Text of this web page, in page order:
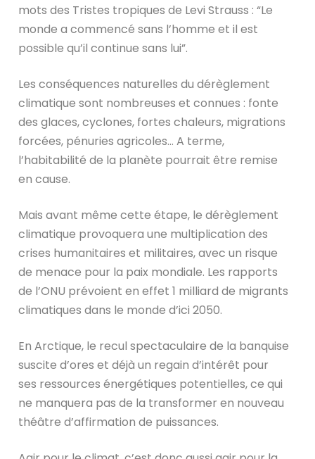
mots des Tristes tropiques de Levi Strauss : “Le
monde a commencé sans l’homme et il est
possible qu’il continue sans lui”.
Les conséquences naturelles du dérèglement
climatique sont nombreuses et connues : fonte
des glaces, cyclones, fortes chaleurs, migrations
forcées, pénuries agricoles… A terme,
l’habitabilité de la planète pourrait être remise
en cause.
Mais avant même cette étape, le dérèglement
climatique provoquera une multiplication des
crises humanitaires et militaires, avec un risque
de menace pour la paix mondiale. Les rapports
de l’ONU prévoient en effet 1 milliard de migrants
climatiques dans le monde d’ici 2050.
En Arctique, le recul spectaculaire de la banquise
suscite d’ores et déjà un regain d’intérêt pour
ses ressources énergétiques potentielles, ce qui
ne manquera pas de la transformer en nouveau
théâtre d’affirmation de puissances.